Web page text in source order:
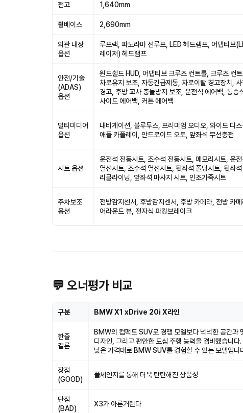
전고 1,640mm
휠베이스 2,690mm
외관 내장
옵션
루프랙, 파노라마 선루프, LED 헤드램프, 어댑티브
레이저) 헤드램프
안전/기술
(ADAS)
옵션
윈드쉴드 HUD, 어댑티브 크루즈 컨트롤, 크루즈 컨트
차로유지 보조, 자동긴급제동, 차로이탈 경고장치, 사
경고, 후방 교차 충돌방지 보조, 운전석 에어백, 동승
사이드 에어백, 커튼 에어백
멀티미디어
옵션
내비게이션, 블루투스, 프리미엄 오디오, 와이드 디스
애플 카플레이, 안드로이드 오토, 앞좌석 무선충전
시트 옵션
운전석 전동시트, 조수석 전동시트, 메모리시트, 운전
열선시트, 조수석 열선시트, 뒷좌석 폴딩시트, 뒷좌석
리클라이닝, 앞좌석 마사지 시트, 인조가죽시트
주차보조
옵션
전방감지센서, 후방감지센서, 후방 카메라, 전방 카메
어라운드 뷰, 전자식 파킹브레이크
💬 오너평가 비교
구분 BMW X1 xDrive 20i X라인
한줄
결론
BMW의 컴팩트 SUV로 경쟁 모델보다 넉넉한 공간과
디자인, 그리고 편안한 도심 주행 능력을 겸비했습니다
낮은 가격대로 BMW SUV를 경험할 수 있는 모델입니
장점
(GOOD)
풀체인지를 통해 더욱 탄탄해진 상품성
단점
(BAD)
X3가 아른거린다